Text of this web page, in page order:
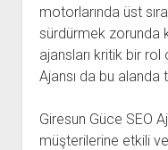
motorlarında üst
sürdürmek zorunda
ajansları kritik bir
Ajansı da bu alanda
Giresun Güce SEO
müşterilerine etkili